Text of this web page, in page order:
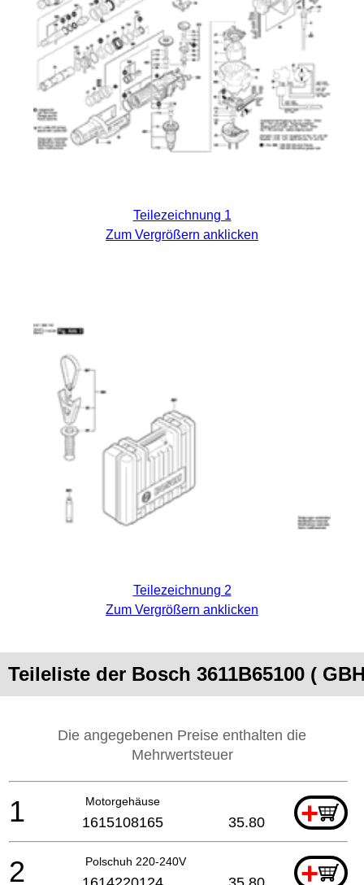
Teilezeichnung 1
Zum Vergrößern anklicken
Teilezeichnung 2
Zum Vergrößern anklicken
Teileliste der Bosch 3611B65100 (
Die angegebenen Preise enthalten die
Mehrwertsteuer
Motorgehäuse +
1 1615108165 35.80
Polschuh 220-240V +
2